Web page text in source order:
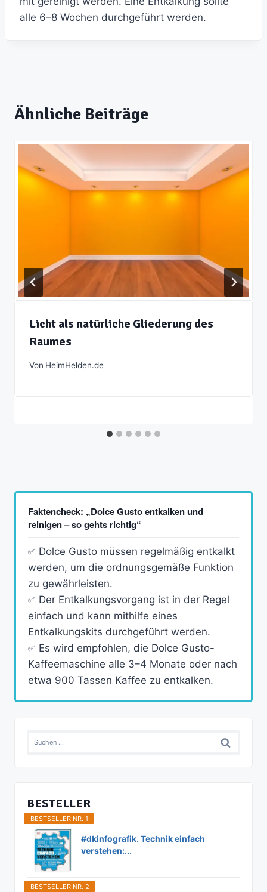
alle 6–8 Wochen durchgeführt werden.
Ähnliche Beiträge
Licht als natürliche Gliederung des
Raumes
Von HeimHelden.de
Faktencheck: „Dolce Gusto entkalken und
reinigen – so gehts richtig“
Dolce Gusto müssen regelmäßig entkalkt
werden, um die ordnungsgemäße Funktion
zu gewährleisten.
Der Entkalkungsvorgang ist in der Regel
einfach und kann mithilfe eines
Entkalkungskits durchgeführt werden.
Es wird empfohlen, die Dolce Gusto-
Kaffeemaschine alle 3–4 Monate oder nach
etwa 900 Tassen Kaffee zu entkalken.
Suchen
BESTELLER
BESTSELLER NR. 1
#dkinfografik. Technik einfach
verstehen:...
BESTSELLER NR. 2